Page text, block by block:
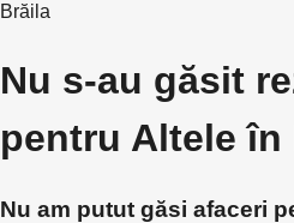
Brăila
Nu s-au găsit
pentru Altele în
Nu am putut găsi afaceri